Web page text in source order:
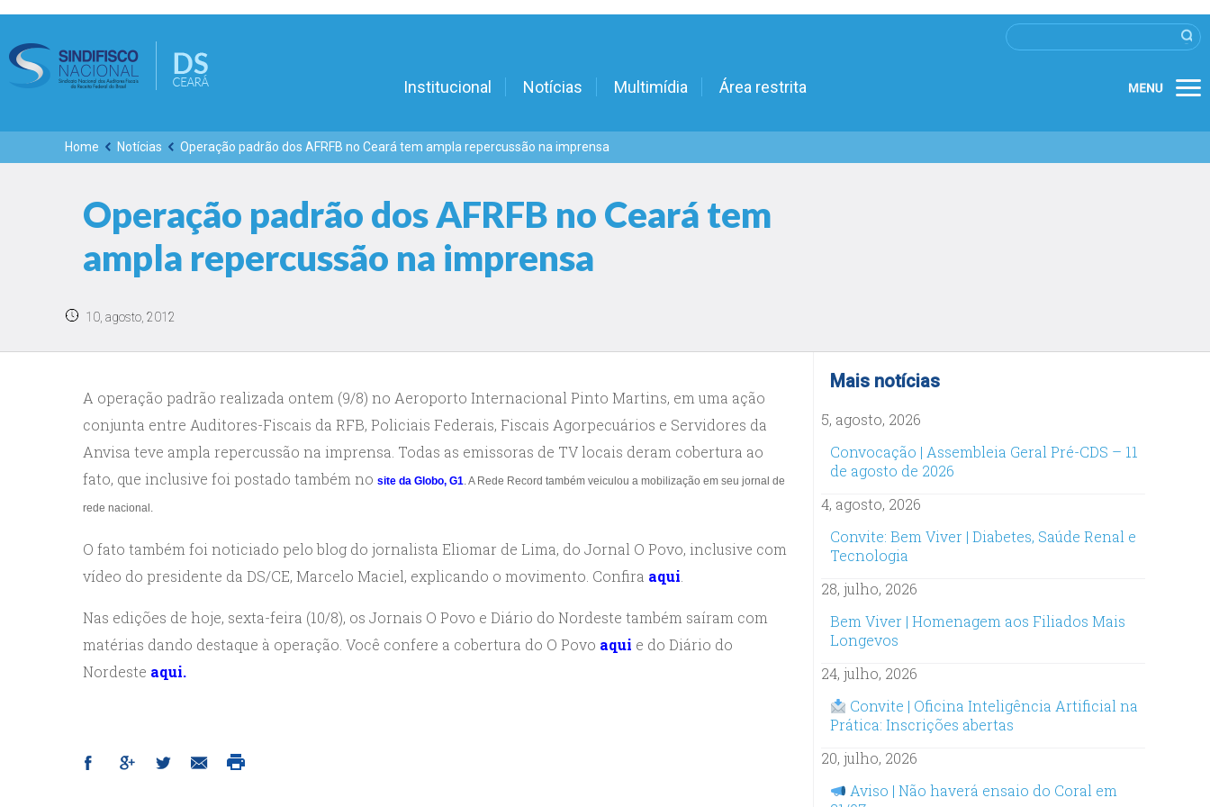
Institucional Notícias Multimídia Área restrita
Home Notícias Operação padrão dos AFRFB no Ceará tem ampla repercussão na imprensa
Operação padrão dos AFRFB no Ceará tem
ampla repercussão na imprensa
10, agosto, 2012
A operação padrão realizada ontem (9/8) no Aeroporto Internacional Pinto Martins, em uma ação
conjunta entre Auditores-Fiscais da RFB, Policiais Federais, Fiscais Agorpecuários e Servidores da
Anvisa teve ampla repercussão na imprensa. Todas as emissoras de TV locais deram cobertura ao
fato, que inclusive foi postado também no site da Globo, G1. A Rede Record também veiculou a mobilização em seu jornal de
rede nacional.
O fato também foi noticiado pelo blog do jornalista Eliomar de Lima, do Jornal O Povo, inclusive com
vídeo do presidente da DS/CE, Marcelo Maciel, explicando o movimento. Confira aqui.
Nas edições de hoje, sexta-feira (10/8), os Jornais O Povo e Diário do Nordeste também saíram com
matérias dando destaque à operação. Você confere a cobertura do O Povo aqui e do Diário do
Nordeste aqui.
Mais notícias
5, agosto, 2026
Convocação | Assembleia Geral Pré-CDS – 11
de agosto de 2026
4, agosto, 2026
Convite: Bem Viver | Diabetes, Saúde Renal e
Tecnologia
28, julho, 2026
Bem Viver | Homenagem aos Filiados Mais
Longevos
24, julho, 2026
Convite | Oficina Inteligência Artificial na
Prática: Inscrições abertas
20, julho, 2026
Aviso | Não haverá ensaio do Coral em